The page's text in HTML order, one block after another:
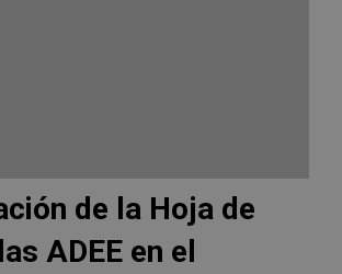
de la Hoja de
ADEE en el